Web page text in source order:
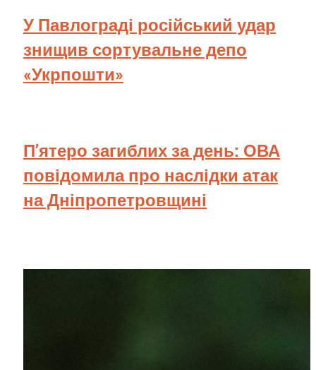
У Павлограді російський удар
знищив сортувальне депо
«Укрпошти»
П’ятеро загиблих за день: ОВА
повідомила про наслідки атак
на Дніпропетровщині